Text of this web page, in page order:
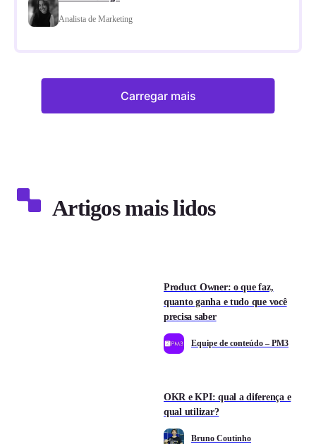
Analista de Marketing
Carregar mais
Artigos mais lidos
Product Owner: o que faz,
quanto ganha e tudo que você
precisa saber
Equipe de conteúdo – PM3
OKR e KPI: qual a diferença e
qual utilizar?
Bruno Coutinho